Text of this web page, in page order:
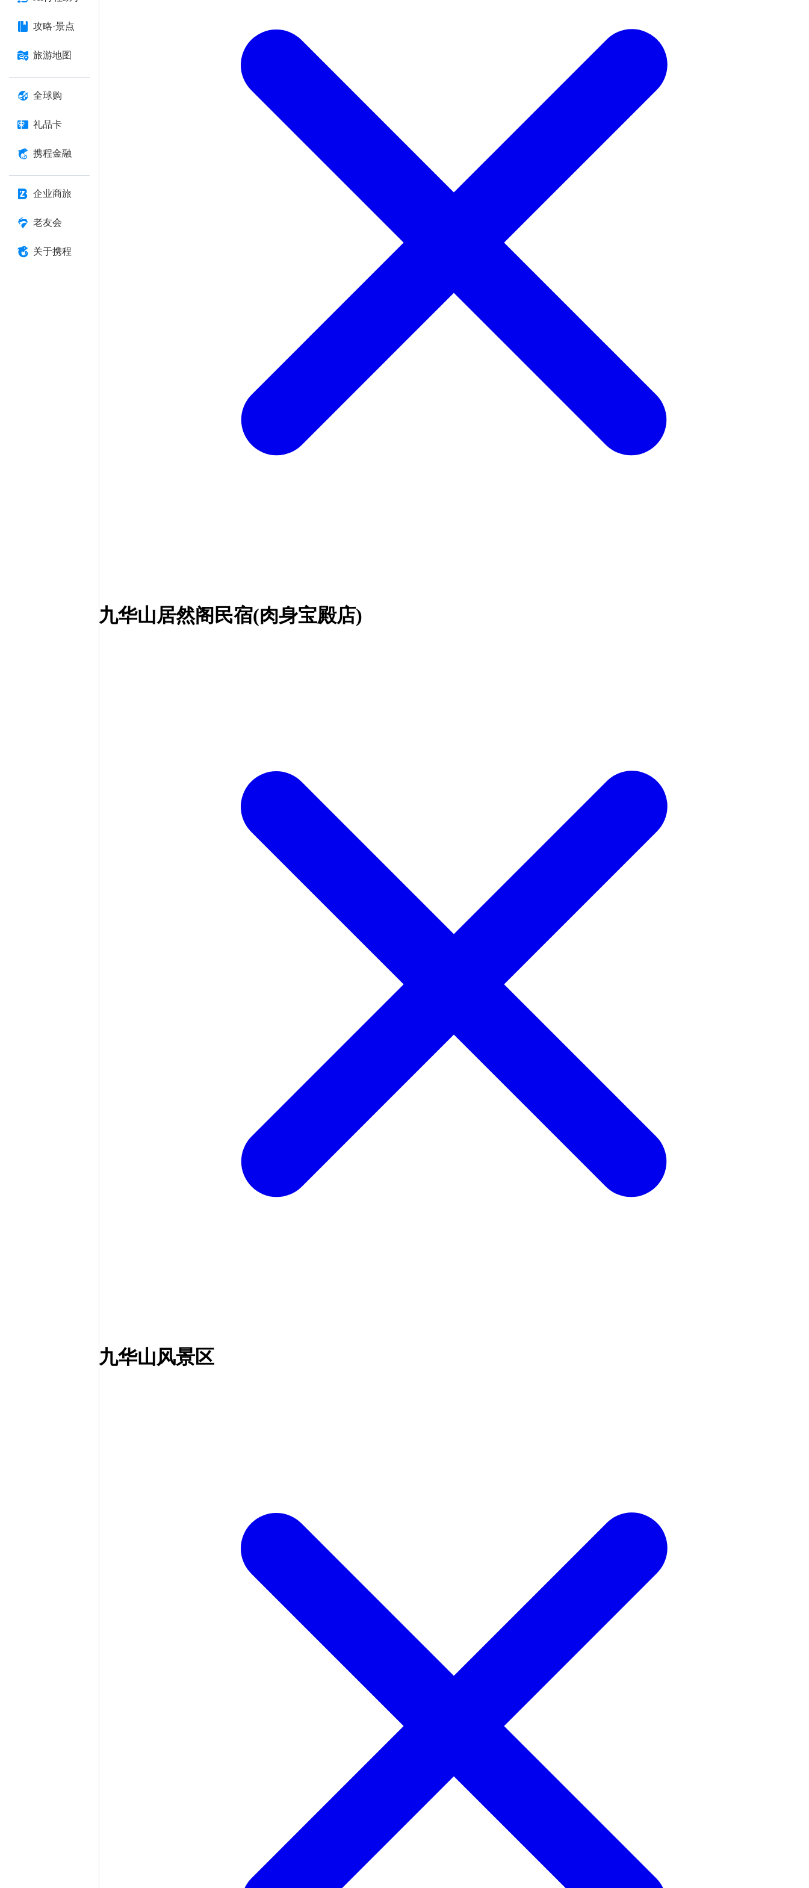
攻略·景点
旅游地图
全球购
礼品卡
携程金融
企业商旅
老友会
关于携程
九华山居然阁民宿(肉身宝殿店)
九华山风景区